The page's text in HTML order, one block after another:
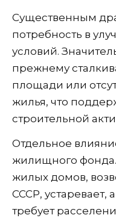
Существенным
потребность в
условий.
прежнему
площади или
жилья, что
строительной
Отдельное
жилищного фонда.
жилых домов,
СССР, устаревает,
требует